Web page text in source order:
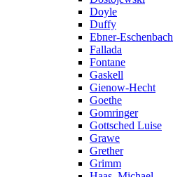
Doyle
Duffy
Ebner-Eschenbach
Fallada
Fontane
Gaskell
Gienow-Hecht
Goethe
Gomringer
Gottsched Luise
Grawe
Grether
Grimm